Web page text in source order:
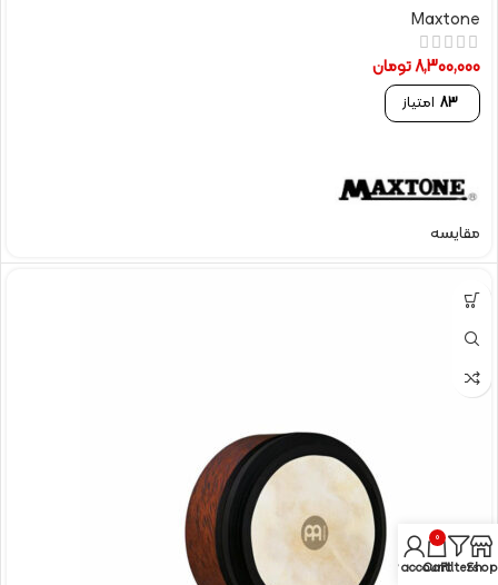
Maxtone
8,300,000تومان
83 امتیاز
مقایسه
Shop
Filters
0
Cart
My account